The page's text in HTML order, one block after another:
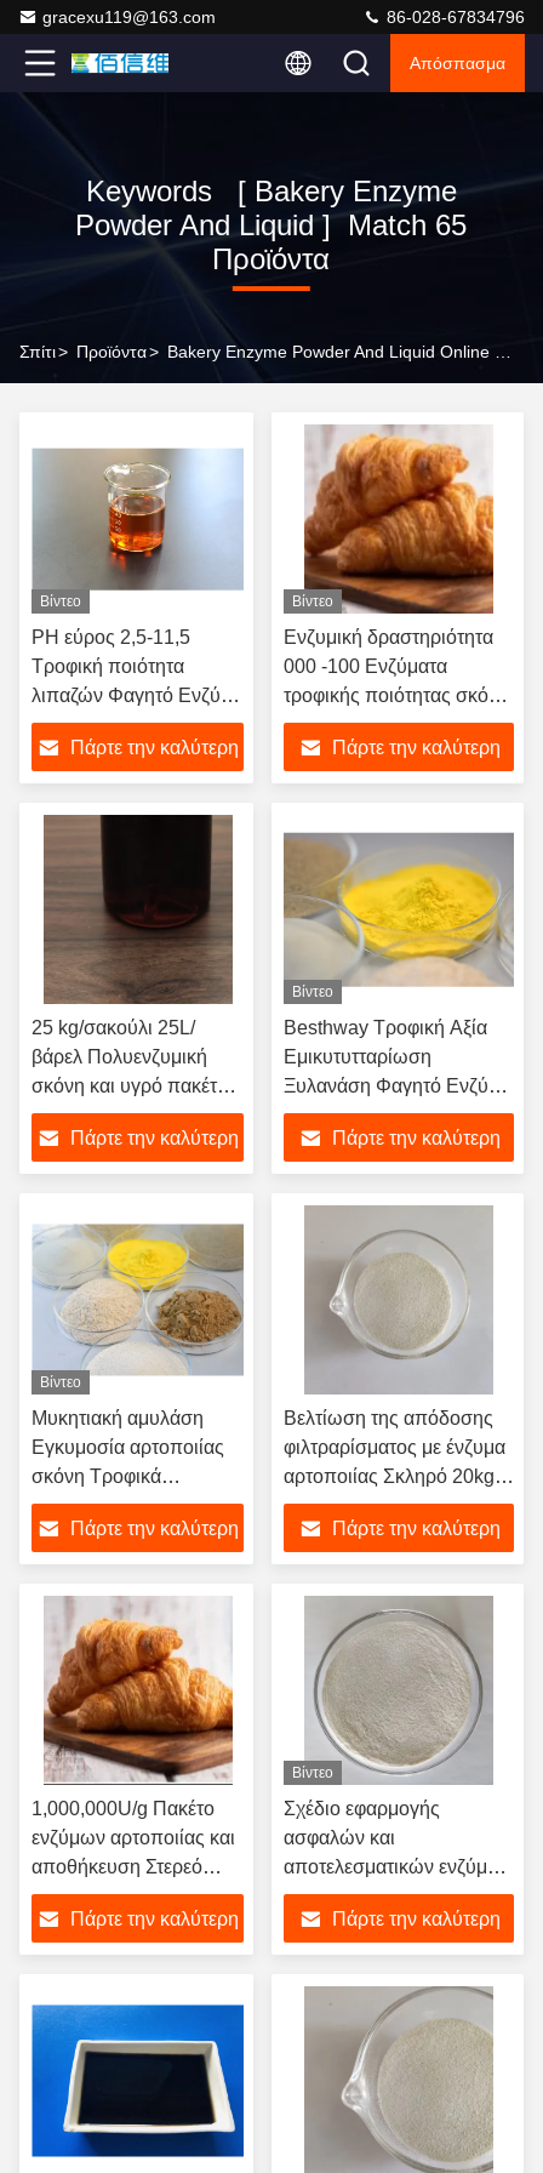
gracexu119@163.com 86-028-67834796
Απόσπασμα
Keywords [ Bakery Enzyme
Powder And Liquid ] Match 65
Προϊόντα
Σπίτι> Προϊόντα>
Βίντεο
PH εύρος 2,5-11,5
Τροφική ποιότητα
λιπαζών Φαγητό Ενζύμη
σκόνη και υγρό
Πάρτε την καλύτερη
Βίντεο
Ενζυμική δραστηριότητα
000 -100 Ενζύματα
τροφικής ποιότητας σκόνη
και υγρό για το CAS NO
9001-05-2Πάρτε την καλύτερη
25 kg/σακούλι 25L/
βάρελ Πολυενζυμική
σκόνη και υγρό πακέτο
για βαθύ καθαρισμό
Πάρτε την καλύτερη
Βίντεο
Besthway Τροφική Αξία
Εμικυτυτταρίωση
Ξυλανάση Φαγητό Ενζύμη
σκόνη / υγρό
Πάρτε την καλύτερη
Βίντεο
Μυκητιακή αμυλάση
Εγκυμοσία αρτοποιίας
σκόνη Τροφικά
πρόσθετα
Πάρτε την καλύτερη
Βελτίωση της απόδοσης
φιλτραρίσματος με ένζυμα
αρτοποιίας Σκληρό 20kg/
βαρέλι υγρό 30L/βαρέλι
Πάρτε την καλύτερη
1,000,000U/g Πακέτο
ενζύμων αρτοποιίας και
αποθήκευση Στερεό
προϊόν 20kg/βαρέλι
Πάρτε την καλύτερη
Βίντεο
Σχέδιο εφαρμογής
ασφαλών και
αποτελεσματικών ενζύμων
αρτοποιίας 3 000 G/T
λευκή σκόνη / υγρό
Πάρτε την καλύτερη